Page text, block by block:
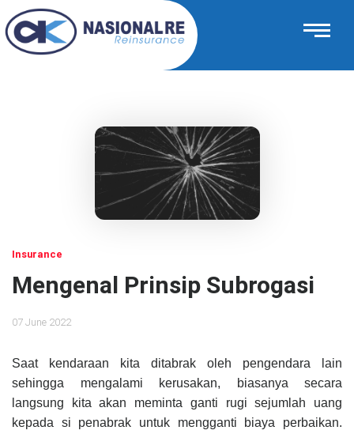
Insurance
Mengenal Prinsip Subrogasi
07 June 2022
Saat kendaraan kita ditabrak oleh pengendara lain
sehingga mengalami kerusakan, biasanya secara
langsung kita akan meminta ganti rugi sejumlah uang
kepada si penabrak untuk mengganti biaya perbaikan.